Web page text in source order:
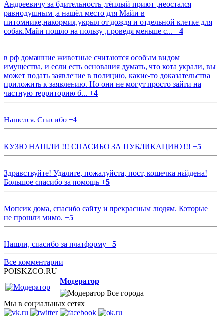
Андреевичу за бдительность ,тёплый приют ,неостался
равнодушным ,а нашёл место для Майи в
питомнике,накормил,укрыл от дождя и отдельной клетке для
собак.Майи пошло на пользу ,проведя меньше с... +4
в рф домашние животные считаются особым видом
имущества, и если есть основания думать, что кота украли, вы
может подать заявление в полицию, какие-то доказательства
приложить к заявлению. Но они не могут просто зайти на
частную территорию б... +4
Нашелся. Спасибо +4
КУЗЮ НАШЛИ !!! СПАСИБО ЗА ПУБЛИКАЦИЮ !!! +5
Здравствуйте! Удалите, пожалуйста, пост, кошечка найдена!
Большое спасибо за помощь +5
Мопсик дома, спасибо сайту и прекрасным людям. Которые
не прошли мимо. +5
Нашли, спасибо за платформу +5
Все комментарии
POISKZOO.RU
Модератор
Все города
Мы в социальных сетях